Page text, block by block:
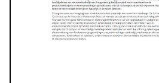
foto: De Standaard, 2018
standaard.be